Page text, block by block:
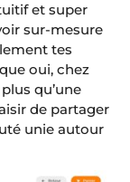
et super
sur-mesure
tes
oui, chez
qu’une
de partager
unie autour